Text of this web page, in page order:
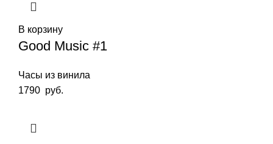
В корзину
Good Music #1
Часы из винила
1790 руб.